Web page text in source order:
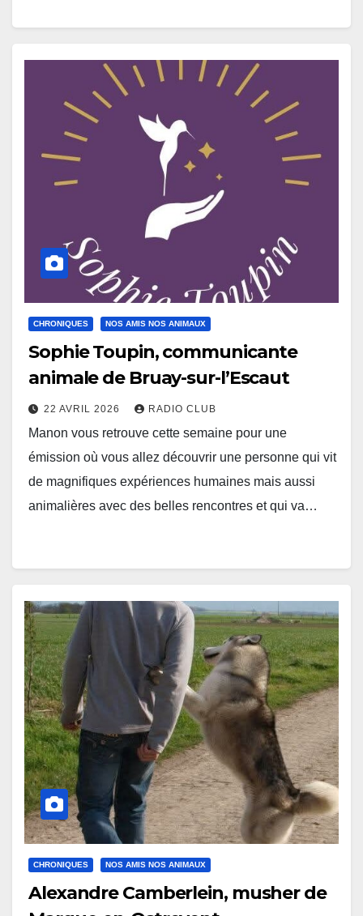
CHRONIQUES NOS AMIS NOS ANIMAUX
Sophie Toupin, communicante
animale de Bruay-sur-l’Escaut
22 AVRIL 2026 RADIO CLUB
Manon vous retrouve cette semaine pour une
émission où vous allez découvrir une personne qui vit
de magnifiques expériences humaines mais aussi
animalières avec des belles rencontres et qui va…
CHRONIQUES NOS AMIS NOS ANIMAUX
Alexandre Camberlein, musher de